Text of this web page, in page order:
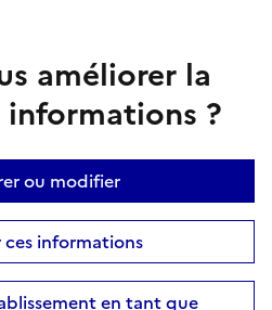
améliorer la
?
ou modifier
informations
en tant que